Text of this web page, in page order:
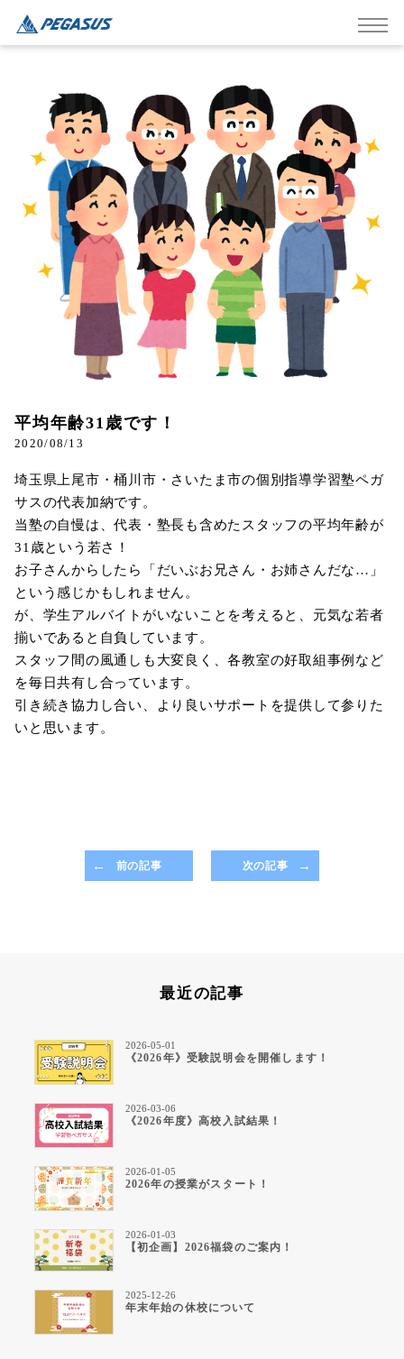
平均年齢31歳です！
2020/08/13
埼玉県上尾市・桶川市・さいたま市の個別指導学習塾ペガ
サスの代表加納です。
当塾の自慢は、代表・塾長も含めたスタッフの平均年齢が
31歳という若さ！
お子さんからしたら「だいぶお兄さん・お姉さんだな…」
という感じかもしれません。
が、学生アルバイトがいないことを考えると、元気な若者
揃いであると自負しています。
スタッフ間の風通しも大変良く、各教室の好取組事例など
を毎日共有し合っています。
引き続き協力し合い、より良いサポートを提供して参りた
いと思います。
前の記事 次の記事
最近の記事
《2026年》受験説明会を開催します！
2026-05-01
《2026年度》高校入試結果！
2026-03-06
2026年の授業がスタート！
2026-01-05
【初企画】2026福袋のご案内！
2026-01-03
年末年始の休校について
2025-12-26